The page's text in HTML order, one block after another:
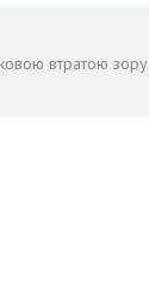
втратою зору